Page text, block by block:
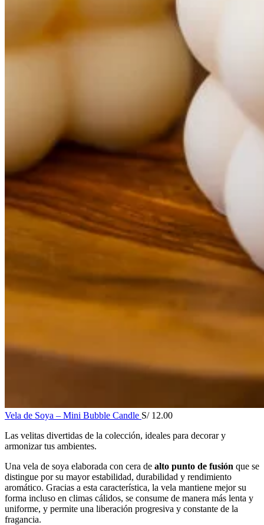
Vela de Soya – Mini Bubble Candle S/12.00
Las velitas divertidas de la colección, ideales para decorar y
armonizar tus ambientes.
Una vela de soya elaborada con cera de alto punto de fusión que se
distingue por su mayor estabilidad, durabilidad y rendimiento
aromático. Gracias a esta característica, la vela mantiene mejor su
forma incluso en climas cálidos, se consume de manera más lenta y
uniforme, y permite una liberación progresiva y constante de la
fragancia.